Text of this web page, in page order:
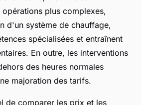
opérations plus complexes,
d'un système de chauffage,
spécialisées et entraînent
En outre, les interventions
des heures normales
majoration des tarifs.
de comparer les prix et les